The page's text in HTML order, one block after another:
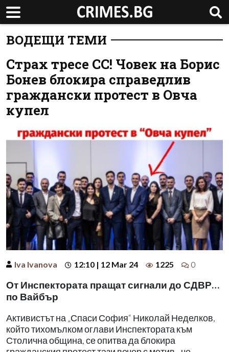
ВОДЕЩИ ТЕМИ
Страх тресе СС! Човек на Борис
Бонев блокира справедлив
граждански протест в Овча
купел
Iva Ivanova 12:10 | 12 Mar 24 1225 0
От Инспектората пращат сигнали до СДВР…
по Вайбър
Активистът на „Спаси София“ Николай Неделков,
който тихомълком оглави Инспектората към
Столична община, се опитва да блокира